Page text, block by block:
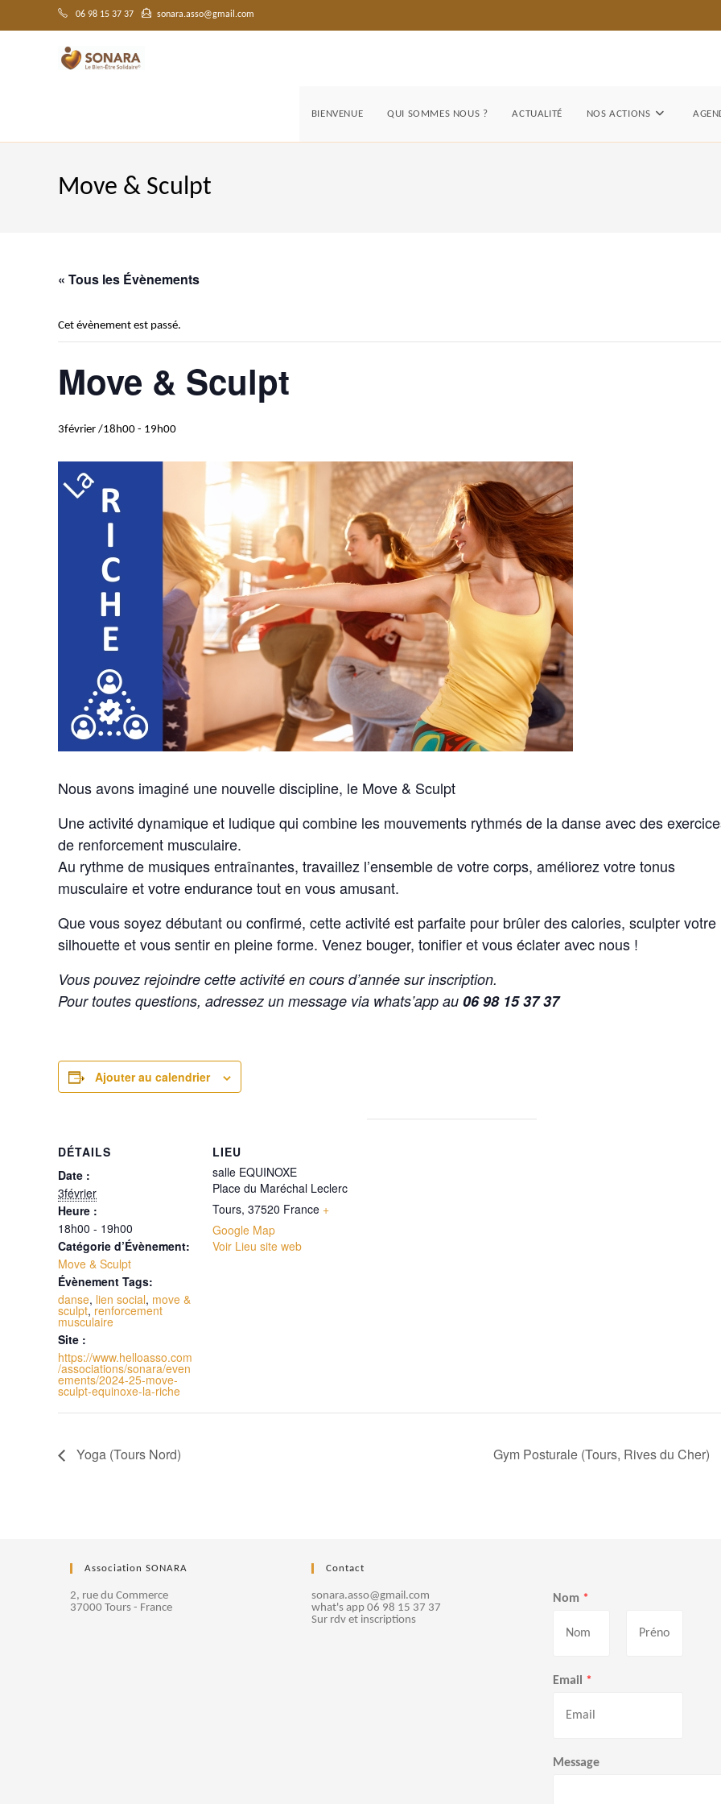
06 98 15 37 37 sonara.asso@gmail.com
BIENVENUE QUI SOMMES NOUS ? ACTUALITÉ NOS ACTIONS
Move & Sculpt
« Tous les Évènements
Cet évènement est passé.
Move & Sculpt
3février /18h00 - 19h00
Nous avons imaginé une nouvelle discipline, le Move & Sculpt
Une activité dynamique et ludique qui combine les mouvements rythmés de la danse avec des
de renforcement musculaire.
Au rythme de musiques entraînantes, travaillez l’ensemble de votre corps, améliorez votre tonus
musculaire et votre endurance tout en vous amusant.
Que vous soyez débutant ou confirmé, cette activité est parfaite pour brûler des calories, sculpter votre
silhouette et vous sentir en pleine forme. Venez bouger, tonifier et vous éclater avec nous !
Vous pouvez rejoindre cette activité en cours d’année sur inscription.
Pour toutes questions, adressez un message via whats’app au 06 98 15 37 37
Ajouter au calendrier
DÉTAILS
Date :
3février
Heure :
18h00 - 19h00
Catégorie d’Évènement:
Move & Sculpt
Évènement Tags:
danse, lien social, move &
sculpt, renforcement
musculaire
Site :
https://www.helloasso.com
/associations/sonara/even
ements/2024-25-move-
sculpt-equinoxe-la-riche
LIEU
salle EQUINOXE
Place du Maréchal Leclerc
Tours, 37520 France +
Google Map
Voir Lieu site web
Yoga (Tours Nord) Gym Posturale (Tours, Rives du Cher)
Association SONARA
2, rue du Commerce
37000 Tours - France
Contact
sonara.asso@gmail.com
what's app 06 98 15 37 37
Sur rdv et inscriptions
Nom *
r
é
Email *
Message